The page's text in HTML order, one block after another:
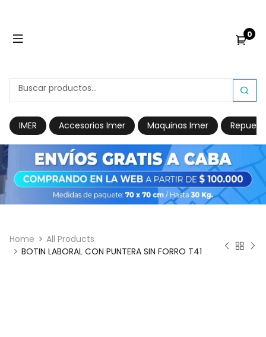
0
IMER Accesorios Imer Maquinas Imer
Home
All Products
BOTIN LABORAL CON PUNTERA SIN FORRO T41